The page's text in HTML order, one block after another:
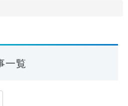
一覧